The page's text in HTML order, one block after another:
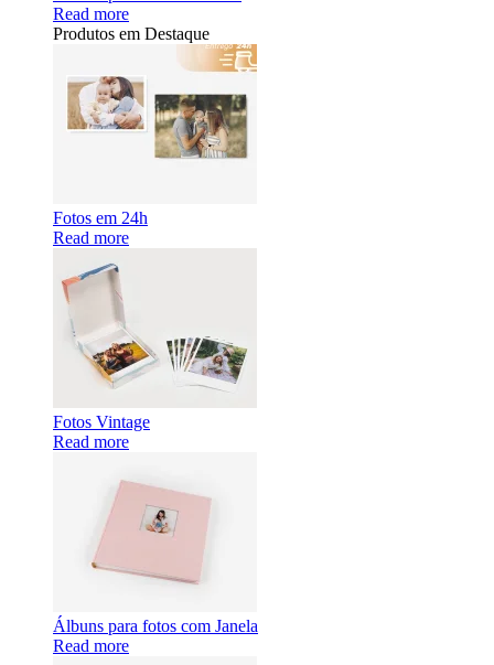
Read more
Produtos em Destaque
Fotos em 24h
Read more
Fotos Vintage
Read more
Álbuns para fotos com Janela
Read more